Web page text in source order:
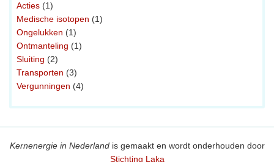
Acties (1)
Medische isotopen (1)
Ongelukken (1)
Ontmanteling (1)
Sluiting (2)
Transporten (3)
Vergunningen (4)
Kernenergie in Nederlandis gemaakt en wordt onderhouden door
Stichting Laka